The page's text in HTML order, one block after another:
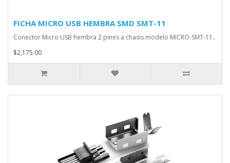
FICHA MICRO USB HEMBRA SMD SMT-11
Conector Micro USB hembra 2 pines a chasis modelo MICRO-SMT-11..
$2,175.00